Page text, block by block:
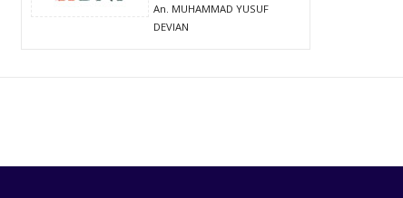
An. MUHAMMAD YUSUF
DEVIAN